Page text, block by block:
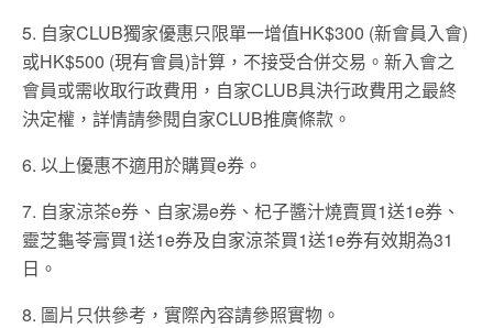
5. 自家CLUB獨家優惠只限單一增值HK$300 (新會員入會)
或HK$500 (現有會員)計算，不接受合併交易。新入會之
會員或需收取行政費用，自家CLUB具決行政費用之最終
決定權，詳情請參閱自家CLUB推廣條款。
6. 以上優惠不適用於購買e券。
7. 自家涼茶e券、自家湯e券、杞子醬汁燒賣買1送1e券、
靈芝龜苓膏買1送1e券及自家涼茶買1送1e券有效期為31
日。
8. 圖片只供參考，實際內容請參照實物。